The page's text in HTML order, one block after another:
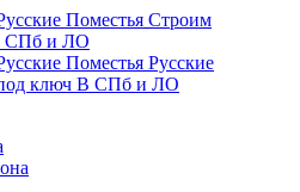
Строим
СПб и ЛО
Русские
ключ В СПб и ЛО